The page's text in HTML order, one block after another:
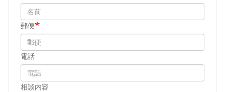
郵便
電話
相談内容